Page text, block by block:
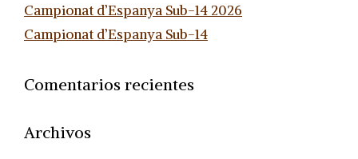
Campionat d’Espanya Sub-14 2026
Campionat d’Espanya Sub-14
Comentarios recientes
Archivos